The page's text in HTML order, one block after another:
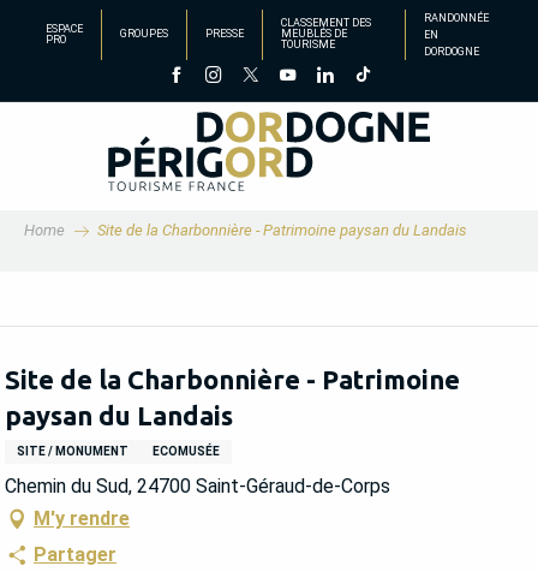
principal
ESPACE
PRO
GROUPES PRESSE
CLASSEMENT DES
MEUBLÉS DE
TOURISME
RANDONNÉE
EN
DORDOGNE
Home Site de la Charbonnière - Patrimoine paysan du Landais
Site de la Charbonnière - Patrimoine
paysan du Landais
SITE / MONUMENT ECOMUSÉE
Chemin du Sud, 24700 Saint-Géraud-de-Corps
M'y rendre
Partager